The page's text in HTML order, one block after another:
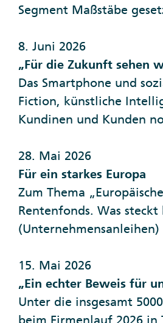
Segment Maßstäbe
8. Juni 2026
„Für die Zukunft sehen
Das Smartphone und
Fiction, künstliche
Kundinen und Kunden
28. Mai 2026
Für ein starkes Europa
Zum Thema
Rentenfonds. Was
15. Mai 2026
„Ein echter Beweis für
Unter die insgesamt